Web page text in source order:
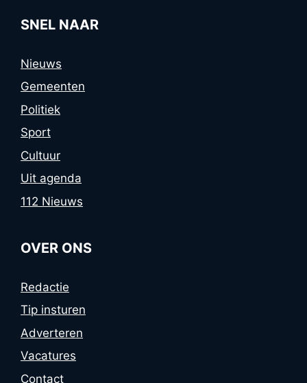
SNEL NAAR
Nieuws
Gemeenten
Politiek
Sport
Cultuur
Uit agenda
112 Nieuws
OVER ONS
Redactie
Tip insturen
Adverteren
Vacatures
Contact